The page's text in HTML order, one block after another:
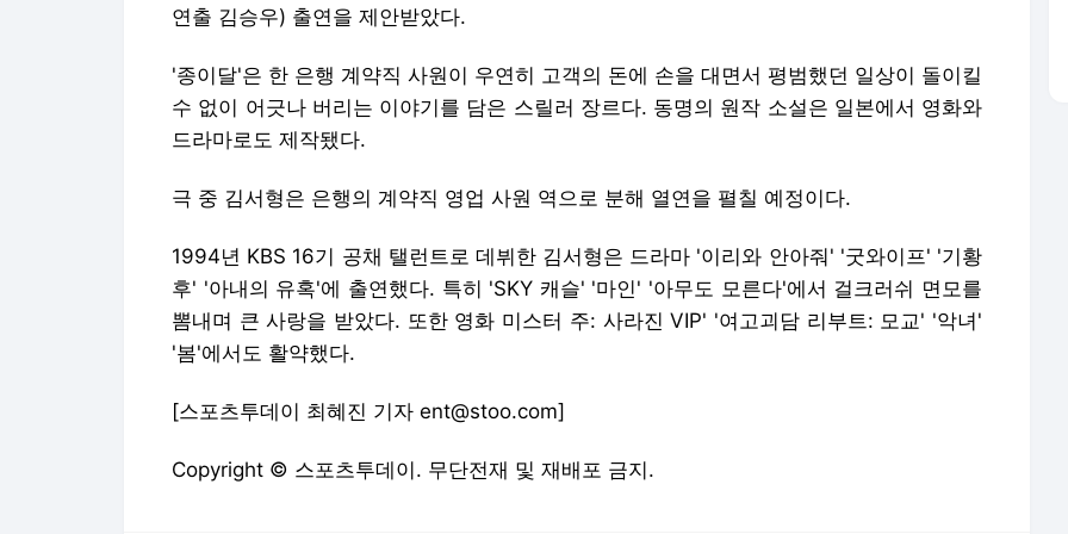
연출 김승우) 출연을 제안받았다.
'종이달'은 한 은행 계약직 사원이 우연히 고객의 돈에 손을 대면서 평범했던 일상이 돌이킬
수 없이 어긋나 버리는 이야기를 담은 스릴러 장르다. 동명의 원작 소설은 일본에서 영화와
드라마로도 제작됐다.
극 중 김서형은 은행의 계약직 영업 사원 역으로 분해 열연을 펼칠 예정이다.
1994년 KBS 16기 공채 탤런트로 데뷔한 김서형은 드라마 '이리와 안아줘' '굿와이프' '기황
후' '아내의 유혹'에 출연했다. 특히 'SKY 캐슬' '마인' '아무도 모른다'에서 걸크러쉬 면모를
뽐내며 큰 사랑을 받았다. 또한 영화 미스터 주: 사라진 VIP' '여고괴담 리부트: 모교' '악녀'
'봄'에서도 활약했다.
[스포츠투데이 최혜진 기자 ent@stoo.com]
Copyright © 스포츠투데이. 무단전재 및 재배포 금지.